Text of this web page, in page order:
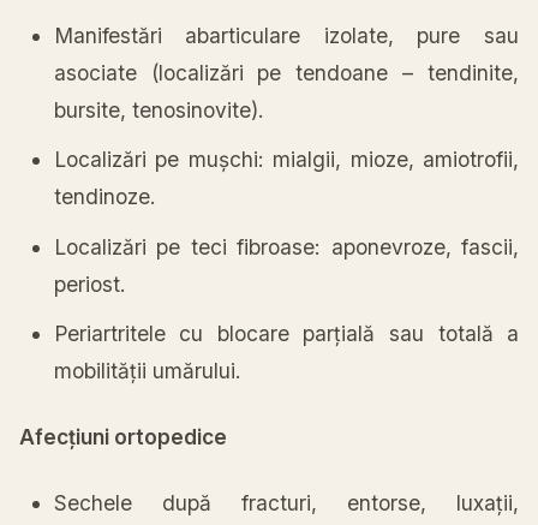
Manifestări abarticulare izolate, pure sau
asociate (localizări pe tendoane – tendinite,
bursite, tenosinovite).
Localizări pe mușchi: mialgii, mioze, amiotrofii,
tendinoze.
Localizări pe teci fibroase: aponevroze, fascii,
periost.
Periartritele cu blocare parțială sau totală a
mobilității umărului.
Afecțiuni ortopedice
Sechele după fracturi, entorse, luxații,